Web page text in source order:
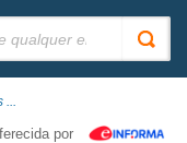
...
por